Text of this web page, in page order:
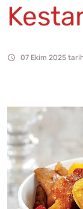
07 Ekim 2025